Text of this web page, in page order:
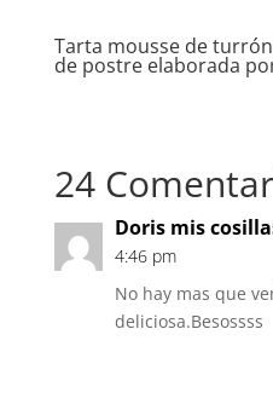
Tarta mousse de
de postre elaborada
24
Doris mis
4:46 pm
No hay mas que
deliciosa.Besossss